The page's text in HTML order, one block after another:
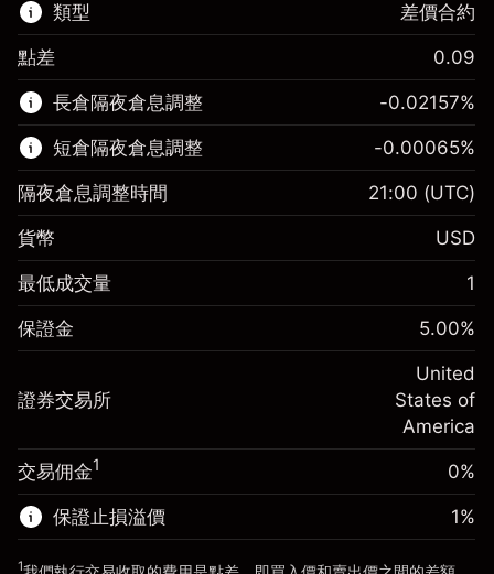
類型
該金融市場可進行差價合約交易。
了解更多：
差價合約
差價合約
點差 0.09
長倉隔夜倉息調整
保證金。您的投資 $1,000.00
隔夜倉息
-0.021568
%
(-$4.31)
來自杠杆的資金 - 美元（大約值）
$19,000.00
前往平台
-0.02157%
短倉隔夜倉息調整
保證金。您的投資 $1,000.00
隔夜倉息
-0.000654
%
(-$0.13)
$20,000.00
來自杠杆的資金 - 美元（大約值）$19,000.00
前往平台
-0.00065%
隔夜倉息調整時間 21:00 (UTC)
貨幣 USD
最低成交量 1
保證金 5.00%
證券交易所
United
States of
America
交易佣金1 0%
保證止損溢價 1%
1